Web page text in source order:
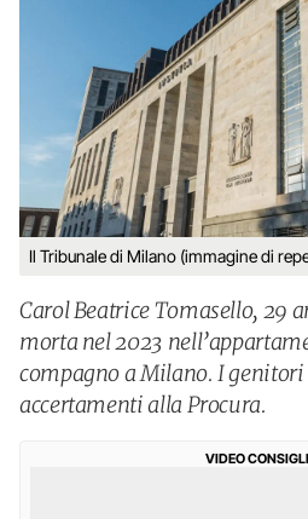
Il Tribunale di Milano (immagine di
Carol Beatrice Tomasello, 29
morta nel 2023
compagno a Milano. I
accertamenti alla Procura.
VIDEO